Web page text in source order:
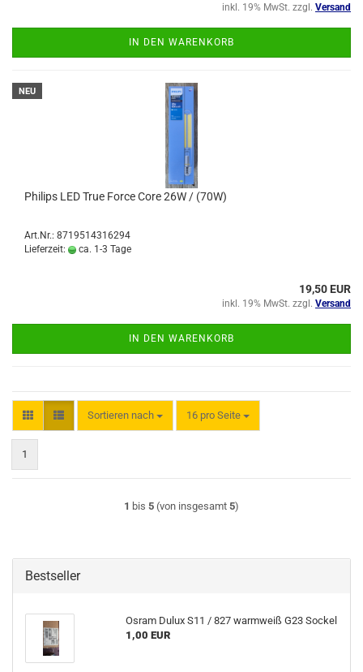
inkl. 19% MwSt. zzgl. Versand
IN DEN WARENKORB
NEU
Philips LED True Force Core 26W / (70W)
Art.Nr.: 8719514316294
Lieferzeit:
ca. 1-3 Tage
19,50 EUR
inkl. 19% MwSt. zzgl. Versand
IN DEN WARENKORB
Sortieren nach
Sortieren nach 16 pro Seite
pro Seite
1
1 bis 5 (von insgesamt 5)
Bestseller
Osram Dulux S11 / 827 warmweiß G23 Sockel
1,00 EUR